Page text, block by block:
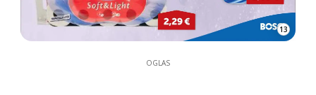
13
OGLAS